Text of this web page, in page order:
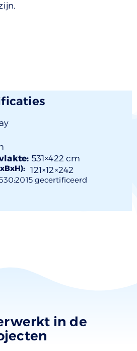
531×422 cm
121×12×242
gecertificeerd
in de